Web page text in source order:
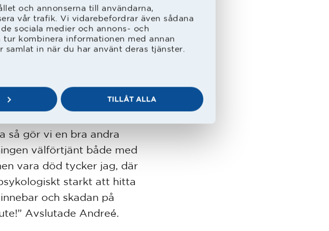
och annonserna till användarna,
vår trafik. Vi vidarebefordrar även sådana
sociala medier och annons- och
kombinera informationen med annan
in när du har använt deras tjänster.
TILLÅT ALLA
Granstam servade bra
den och gick på
FCR-spelare, domaren
stegade fram men
in returen. Sekunderna
så gör vi en bra andra
välförtjänt både med
vara död tycker jag, där
starkt att hitta
och skadan på
Avslutade Andreé.